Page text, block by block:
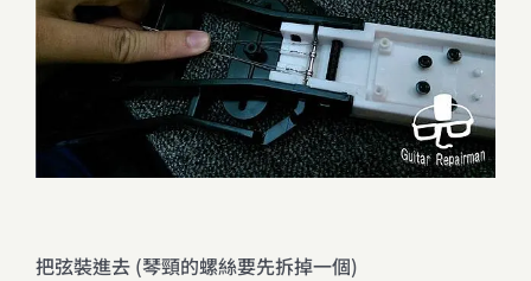
把弦裝進去 (琴頸的螺絲要先拆掉一個)